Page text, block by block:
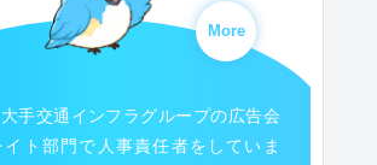
More
手交通インフラグループの広告会
ト部門で人事責任者をしていま